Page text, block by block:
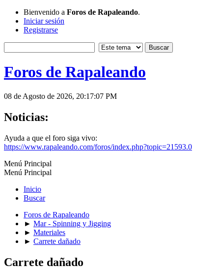
Bienvenido a Foros de Rapaleando.
Iniciar sesión
Registrarse
Foros de Rapaleando
08 de Agosto de 2026, 20:17:07 PM
Noticias:
Ayuda a que el foro siga vivo:
https://www.rapaleando.com/foros/index.php?topic=21593.0
Menú Principal
Menú Principal
Inicio
Buscar
Foros de Rapaleando
► Mar - Spinning y Jigging
► Materiales
► Carrete dañado
Carrete dañado